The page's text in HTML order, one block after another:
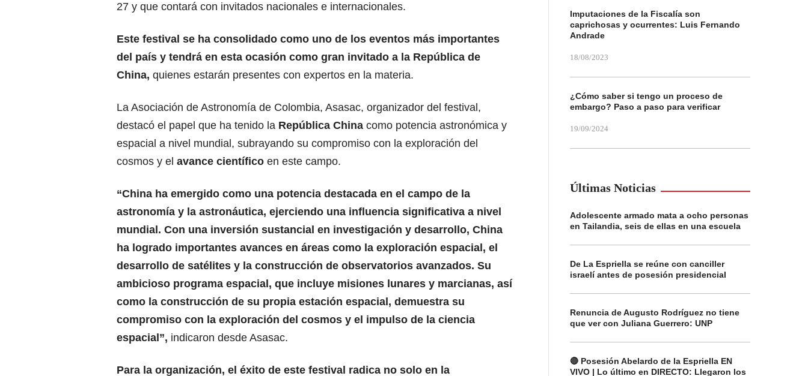
27 y que contará con invitados nacionales e internacionales.
Este festival se ha consolidado como uno de los eventos más importantes
del país y tendrá en esta ocasión como gran invitado a la República de
China, quienes estarán presentes con expertos en la materia.
La Asociación de Astronomía de Colombia, Asasac, organizador del festival,
destacó el papel que ha tenido la República China como potencia astronómica y
espacial a nivel mundial, subrayando su compromiso con la exploración del
cosmos y el avance científico en este campo.
“China ha emergido como una potencia destacada en el campo de la
astronomía y la astronáutica, ejerciendo una influencia significativa a nivel
mundial. Con una inversión sustancial en investigación y desarrollo, China
ha logrado importantes avances en áreas como la exploración espacial, el
desarrollo de satélites y la construcción de observatorios avanzados. Su
ambicioso programa espacial, que incluye misiones lunares y marcianas, así
como la construcción de su propia estación espacial, demuestra su
compromiso con la exploración del cosmos y el impulso de la ciencia
espacial”, indicaron desde Asasac.
Para la organización, el éxito de este festival radica no solo en la
Imputaciones de la Fiscalía son
caprichosas y ocurrentes: Luis Fernando
Andrade
18/08/2023
¿Cómo saber si tengo un proceso de
embargo? Paso a paso para verificar
19/09/2024
Últimas Noticias
Adolescente armado mata a ocho personas
en Tailandia, seis de ellas en una escuela
De La Espriella se reúne con canciller
israelí antes de posesión presidencial
Renuncia de Augusto Rodríguez no tiene
que ver con Juliana Guerrero: UNP
🔴 Posesión Abelardo de la Espriella EN
VIVO | Lo último en DIRECTO: Llegaron los